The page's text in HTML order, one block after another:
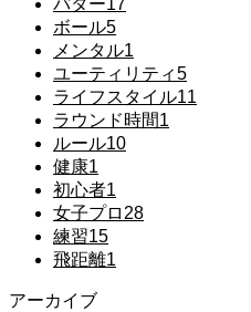
パター17
ボール5
メンタル1
ユーティリティ5
ライフスタイル11
ラウンド時間1
ルール10
健康1
初心者1
女子プロ 28
練習15
飛距離1
アーカイブ